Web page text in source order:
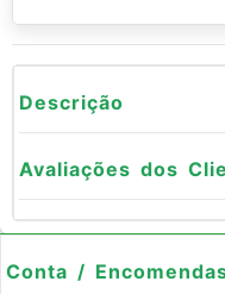
Descrição
Avaliações dos
Conta /